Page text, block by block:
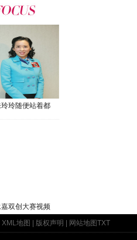
玲玲随便站着都
嘉双创大赛视频
XML地图 | 版权声明 | 网站地图TXT